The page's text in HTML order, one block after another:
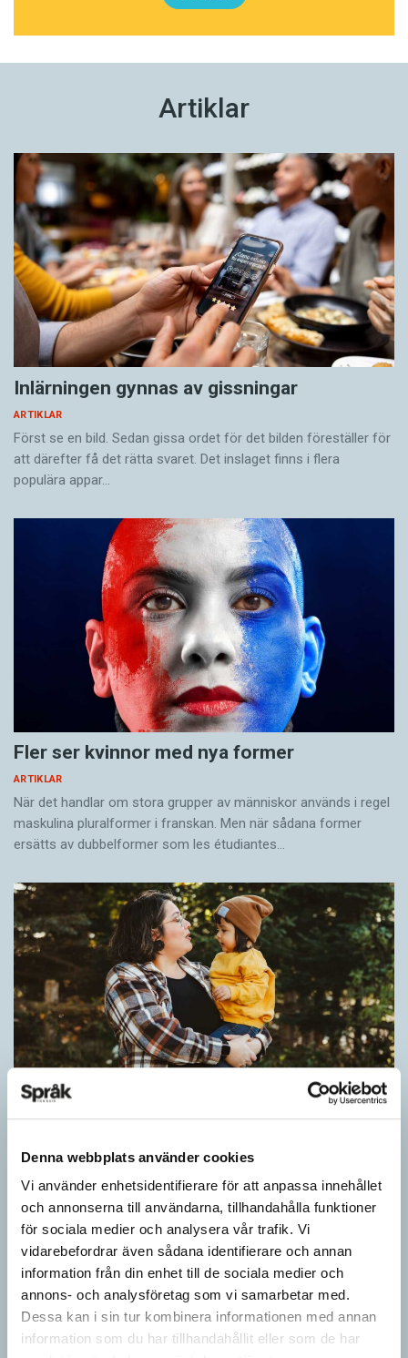
Denna webbplats använder cookies
Vi använder enhetsidentifierare för att anpassa innehållet
och annonserna till användarna, tillhandahålla funktioner
för sociala medier och analysera vår trafik. Vi
vidarebefordrar även sådana identifierare och annan
information från din enhet till de sociala medier och
annons- och analysföretag som vi samarbetar med.
Dessa kan i sin tur kombinera informationen med annan
information som du har tillhandahållit eller som de har
Artiklar
Inlärningen gynnas av gissningar
ARTIKLAR
Först se en bild. Sedan gissa ordet för det bilden föreställer för
att därefter få det rätta svaret. Det inslaget finns i flera
populära appar…
Fler ser kvinnor med nya former
ARTIKLAR
När det handlar om stora grupper av människor används i regel
maskulina pluralformer i franskan. Men när sådana ­former
ersätts av dubbel­former som les étudiantes…
Pronomen avslöjar vem som ska tala
Vid två års ålder har barn begränsad förståelse för
meningsstruktur. Ändå har tvååringar lärt sig grunderna
i turtagning i samtal. Förmågan utvecklas ytterligare i takt med…